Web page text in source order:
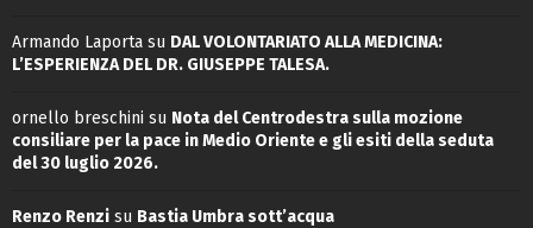
Armando Laporta su DAL VOLONTARIATO ALLA MEDICINA:
L’ESPERIENZA DEL DR. GIUSEPPE TALESA.
ornello breschini su Nota del Centrodestra sulla mozione
consiliare per la pace in Medio Oriente e gli esiti della seduta
del 30 luglio 2026.
Renzo Renzi su Bastia Umbra sott’acqua